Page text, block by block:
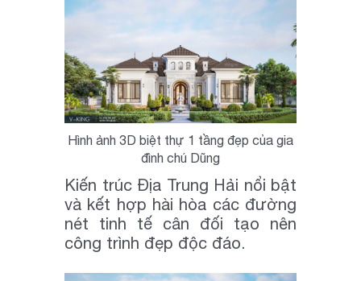
Hình ảnh 3D biệt thự 1 tầng đẹp của gia
đình chú Dũng
Kiến trúc Địa Trung Hải nổi bật
và kết hợp hài hòa các đường
nét tinh tế cân đối tạo nên
công trình đẹp độc đáo.